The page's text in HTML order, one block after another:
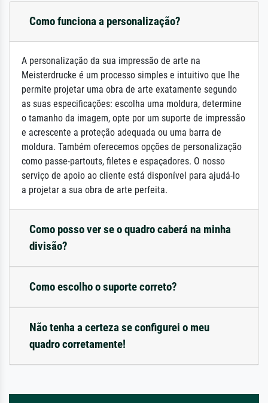
Como funciona a personalização?
A personalização da sua impressão de arte na
Meisterdrucke é um processo simples e intuitivo que lhe
permite projetar uma obra de arte exatamente segundo
as suas especificações: escolha uma moldura, determine
o tamanho da imagem, opte por um suporte de impressão
e acrescente a proteção adequada ou uma barra de
moldura. Também oferecemos opções de personalização
como passe-partouts, filetes e espaçadores. O nosso
serviço de apoio ao cliente está disponível para ajudá-lo
a projetar a sua obra de arte perfeita.
Como posso ver se o quadro caberá na minha
divisão?
Como escolho o suporte correto?
Não tenha a certeza se configurei o meu
quadro corretamente!